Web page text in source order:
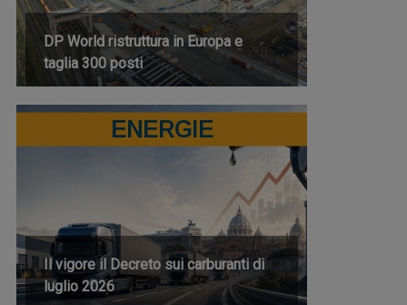
DP World ristruttura in Europa e
taglia 300 posti
ENERGIE
Il vigore il Decreto sui carburanti di
luglio 2026